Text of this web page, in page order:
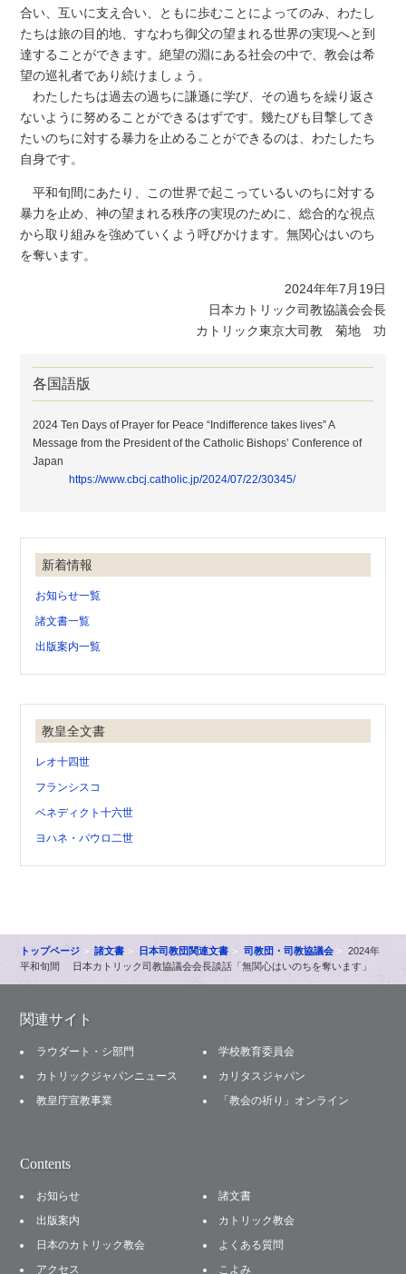
合い、互いに支え合い、ともに歩むことによってのみ、わたし
たちは旅の目的地、すなわち御父の望まれる世界の実現へと到
達することができます。絶望の淵にある社会の中で、教会は希
望の巡礼者であり続けましょう。
わたしたちは過去の過ちに謙遜に学び、その過ちを繰り返さ
ないように努めることができるはずです。幾たびも目撃してき
たいのちに対する暴力を止めることができるのは、わたしたち
自身です。
平和旬間にあたり、この世界で起こっているいのちに対する
暴力を止め、神の望まれる秩序の実現のために、総合的な視点
から取り組みを強めていくよう呼びかけます。無関心はいのち
を奪います。
2024年年7月19日
日本カトリック司教協議会会長
カトリック東京大司教 菊地 功
各国語版
2024 Ten Days of Prayer for Peace “Indifference takes lives” A
Message from the President of the Catholic Bishops’ Conference of
Japan
https://www.cbcj.catholic.jp/2024/07/22/30345/
新着情報
お知らせ一覧
諸文書一覧
出版案内一覧
教皇全文書
レオ十四世
フランシスコ
ベネディクト十六世
ヨハネ・パウロ二世
トップページ 諸文書 日本司教団関連文書 司教団・司教協議会
2024年
平和旬間 日本カトリック司教協議会会長談話「無関心はいのちを奪います」
関連サイト
ラウダート・シ部門
学校教育委員会
カトリックジャパンニュース
カリタスジャパン
教皇庁宣教事業
「教会の祈り」オンライン
Contents
お知らせ
諸文書
出版案内
カトリック教会
日本のカトリック教会
よくある質問
アクセス
こよみ